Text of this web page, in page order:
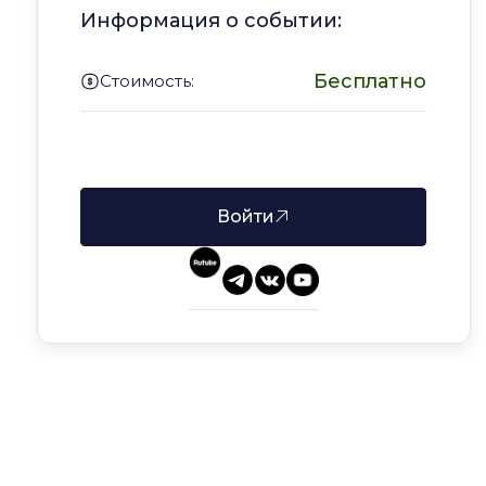
Информация о событии:
Стоимость: Бесплатно
Войти